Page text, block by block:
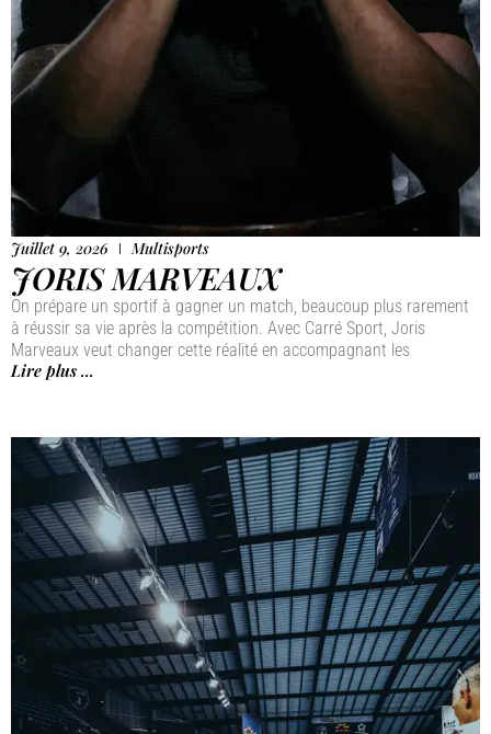
Juillet 9, 2026 Multisports
JORIS MARVEAUX
On prépare un sportif à gagner un match, beaucoup plus rarement
à réussir sa vie après la compétition. Avec Carré Sport, Joris
Marveaux veut changer cette réalité en accompagnant les
Lire plus ...